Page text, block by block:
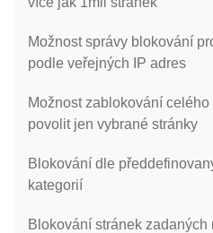
Možnost správy blokování
podle veřejných IP adres
Možnost zablokování celého
povolit jen vybrané stránky
Blokování dle
kategorií
Blokování stránek zadaných